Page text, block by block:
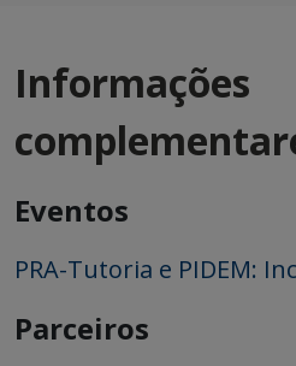
Informações
Eventos
PRA-Tutoria e PIDEM:
Parceiros